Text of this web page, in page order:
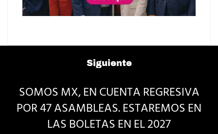
Siguiente
SOMOS MX, EN CUENTA REGRESIVA
POR 47 ASAMBLEAS. ESTAREMOS EN
LAS BOLETAS EN EL 2027